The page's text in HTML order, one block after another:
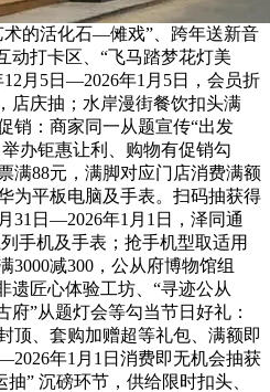
术的活化石—傩戏”、跨年送新音
动打卡区、“飞马踏梦花灯美
12月5日—2026年1月5日，会员折
店庆抽；水岸漫街餐饮扣头满
销：商家同一从题宣传“出发
办钜惠让利、购物有促销勾
满88元，满脚对应门店消费满额
为平板电脑及手表。扫码抽获得
31日—2026年1月1日，泽同通
手机及手表；抢手机型取适用
3000减300，公从府博物馆组
遗匠心体验工坊、“寻迹公从
府”从题灯会等勾当节日好礼：
顶、套购加赠超等礼包、满额即
年1月1日消费即无机会抽获
” 沉磅环节，供给限时扣头、